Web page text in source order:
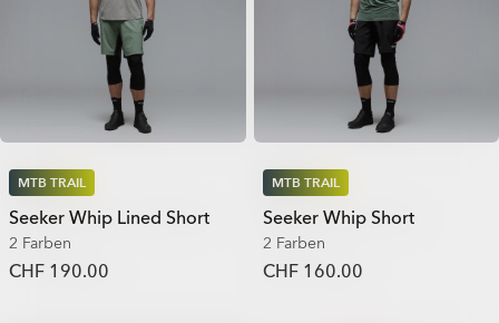
MTB TRAIL
Seeker Whip Lined Short
2 Farben
CHF 190.00
MTB TRAIL
Seeker Whip Short
2 Farben
CHF 160.00